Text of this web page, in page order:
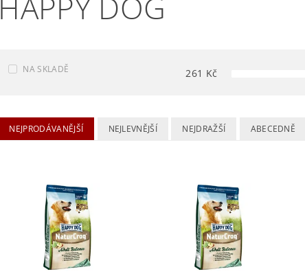
NA SKLADĚ 261 Kč
NEJPRODÁVANĚJŠÍ NEJLEVNĚJŠÍ NEJDRAŽŠÍ ABECEDNĚ